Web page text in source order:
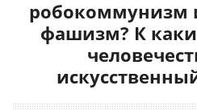
робокоммунизм
фашизм? К